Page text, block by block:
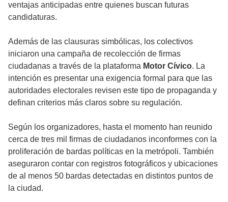
ventajas anticipadas entre quienes buscan futuras
candidaturas.
Además de las clausuras simbólicas, los colectivos
iniciaron una campaña de recolección de firmas
ciudadanas a través de la plataforma Motor Cívico. La
intención es presentar una exigencia formal para que las
autoridades electorales revisen este tipo de propaganda y
definan criterios más claros sobre su regulación.
Según los organizadores, hasta el momento han reunido
cerca de tres mil firmas de ciudadanos inconformes con la
proliferación de bardas políticas en la metrópoli. También
aseguraron contar con registros fotográficos y ubicaciones
de al menos 50 bardas detectadas en distintos puntos de
la ciudad.